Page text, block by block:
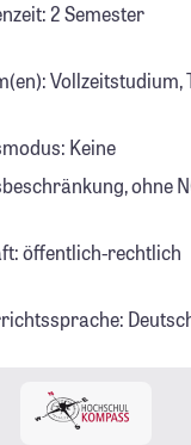
2 Semester
Vollzeitstudium,
Keine
ohne
öffentlich-rechtlich